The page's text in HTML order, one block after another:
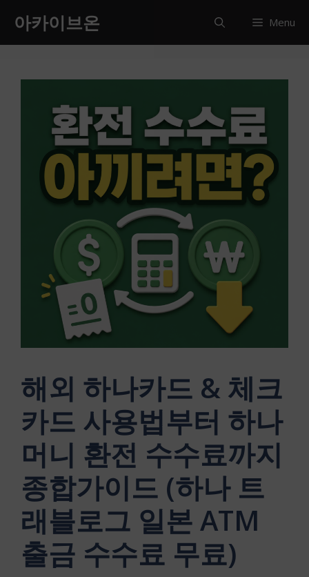
츠
아카이브온 Menu
해외 하나카드 & 체크
카드 사용법부터 하나
머니 환전 수수료까지
종합가이드 (하나 트
래블로그 일본 ATM
출금 수수료 무료)